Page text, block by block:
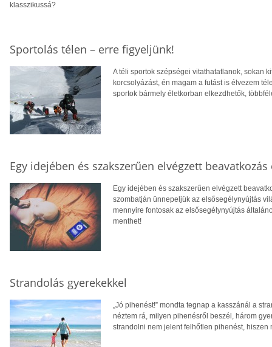
klasszikussá?
Sportolás télen – erre figyeljünk!
A téli sportok szépségei vitathatatlanok, sokan
korcsolyázást, én magam a futást is élvezem
sportok bármely életkorban elkezdhetők,
Egy idejében és szakszerűen elvégzett
Egy idejében és szakszerűen elvégzett
szombatján ünnepeljük az elsősegélynyújtás
mennyire fontosak az elsősegélynyújtás
menthet!
Strandolás gyerekekkel
„Jó pihenést!” mondta tegnap a kasszánál a
néztem rá, milyen pihenésről beszél, három
strandolni nem jelent felhőtlen pihenést,